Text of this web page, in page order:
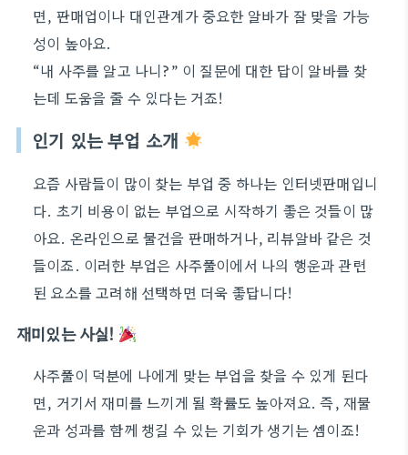
면, 판매업이나 대인관계가 중요한 알바가 잘 맞을 가능
성이 높아요.
“내 사주를 알고 나니?” 이 질문에 대한 답이 알바를 찾
는데 도움을 줄 수 있다는 거죠!
인기 있는 부업 소개
요즘 사람들이 많이 찾는 부업 중 하나는 인터넷판매입니
다. 초기 비용이 없는 부업으로 시작하기 좋은 것들이 많
아요. 온라인으로 물건을 판매하거나, 리뷰알바 같은 것
들이죠. 이러한 부업은 사주풀이에서 나의 행운과 관련
된 요소를 고려해 선택하면 더욱 좋답니다!
재미있는 사실!
사주풀이 덕분에 나에게 맞는 부업을 찾을 수 있게 된다
면, 거기서 재미를 느끼게 될 확률도 높아져요. 즉, 재물
운과 성과를 함께 챙길 수 있는 기회가 생기는 셈이죠!